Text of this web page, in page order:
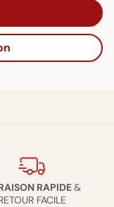
RAPIDE&
FACILE